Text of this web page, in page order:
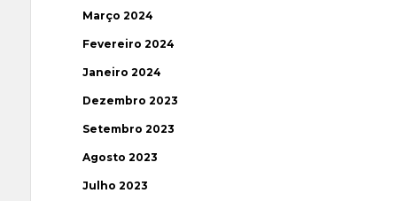
Março 2024
Fevereiro 2024
Janeiro 2024
Dezembro 2023
Setembro 2023
Agosto 2023
Julho 2023